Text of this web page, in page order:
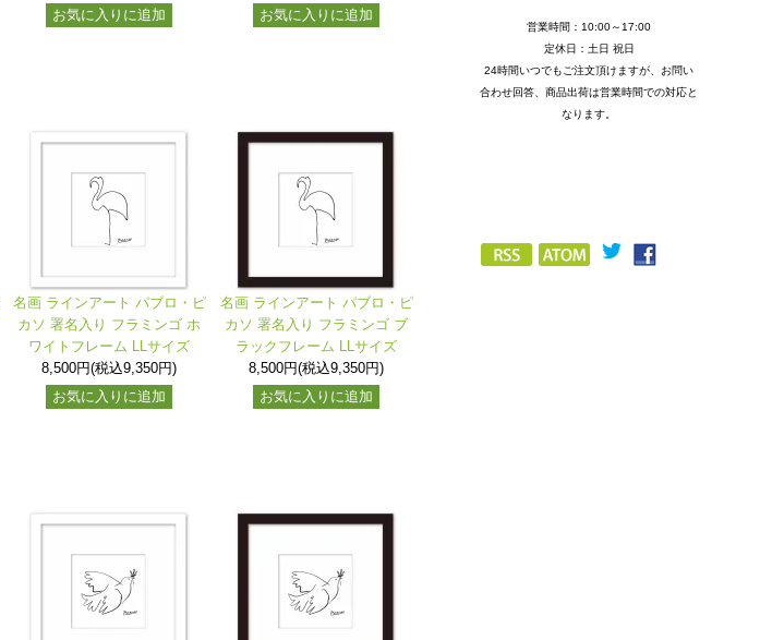
お気に入りに追加
お気に入りに追加
名画 ラインアート パブロ・ピ
カソ 署名入り フラミンゴ ホ
ワイトフレーム LLサイズ
8,500円(税込9,350円)
お気に入りに追加
名画 ラインアート パブロ・ピ
カソ 署名入り フラミンゴ ブ
ラックフレーム LLサイズ
8,500円(税込9,350円)
お気に入りに追加
営業時間：10:00～17:00
定休日：土日 祝日
24時間いつでもご注文頂けますが、お問い
合わせ回答、商品出荷は営業時間での対応と
なります。